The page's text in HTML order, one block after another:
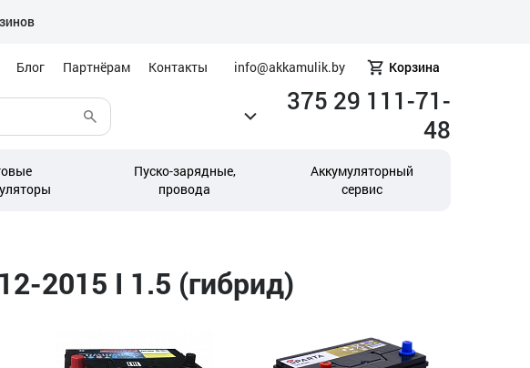
Блог Партнёрам Контакты info@akkamulik.by Корзина
375 29 111-71-
48
Пуско-зарядные,
провода
Аккумуляторный
сервис
2015 I 1.5 (гибрид)